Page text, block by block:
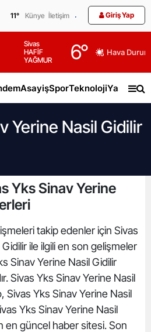
11° Künye İletişim Giriş Yap
Sivas
HAFİF
YAĞMUR
6° Hava
AsayişSporTeknolojiYaşam
Yerine Nasil Gidilir
Yks Sinav Yerine
takip edenler için Sivas
ile ilgili en son gelişmeler
Sinav Yerine Nasil Gidilir
Sivas Yks Sinav Yerine Nasil
Sivas Yks Sinav Yerine Nasil
Yks Sinav Yerine Nasil
en güncel haber sitesi. Son